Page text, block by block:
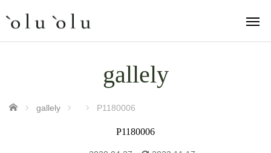
gallely
ホーム gallely P1180006
P1180006